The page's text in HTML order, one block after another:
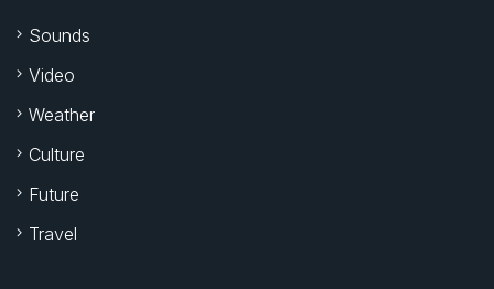
Sounds
Video
Weather
Culture
Future
Travel